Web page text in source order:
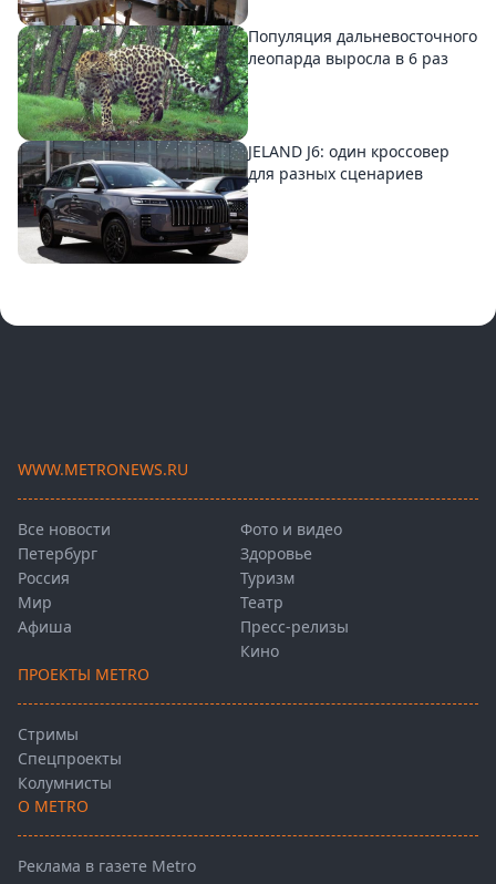
Популяция дальневосточного
леопарда выросла в 6 раз
JELAND J6: один кроссовер
для разных сценариев
WWW.METRONEWS.RU
Все новости
Петербург
Россия
Мир
Афиша
Фото и видео
Здоровье
Туризм
Театр
Пресс-релизы
Кино
ПРОЕКТЫ METRO
Стримы
Спецпроекты
Колумнисты
О METRO
Реклама в газете Metro